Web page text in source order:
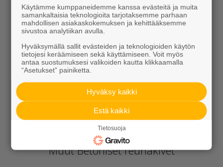
Seulanpääkivet
Muut Betoniset reunakivet
Käytämme kumppaneidemme kanssa evästeitä ja muita
samankaltaisia teknologioita tarjotaksemme parhaan
mahdollisen asiakaskokemuksen ja kehittääksemme
sivustoa analytiikan avulla.
Hyväksymällä sallit evästeiden ja teknologioiden käytön
tietojesi keräämiseen sekä käyttämiseen. Voit myös
antaa suostumuksesi valikoiden kautta klikkaamalla
“Asetukset” painiketta.
Hyväksy kaikki
Estä kaikki
Tietosuoja